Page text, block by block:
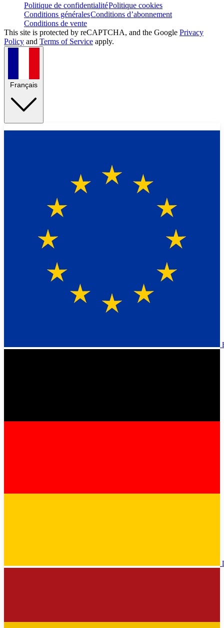
Politique de confidentialitéPolitique cookies
Conditions généralesConditions d’abonnement
Conditions de vente
This site is protected by reCAPTCHA, and the Google Privacy
Policy and Terms of Service apply.
Français